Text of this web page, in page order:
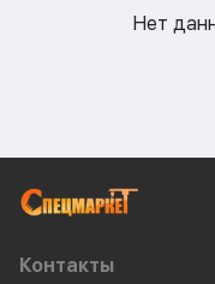
Нет
Контакты